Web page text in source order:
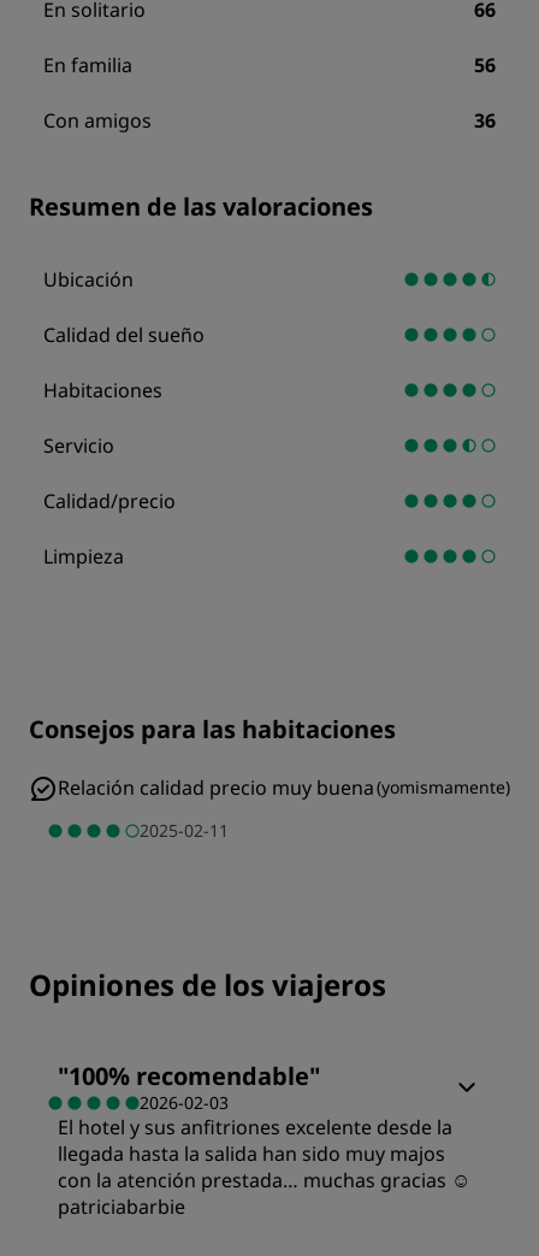
En solitario 66
En familia 56
Con amigos 36
Resumen de las valoraciones
Ubicación
Calidad del sueño
Habitaciones
Servicio
Calidad/precio
Limpieza
Consejos para las habitaciones
Relación calidad precio muy buena(yomismamente)
2025-02-11
Opiniones de los viajeros
"100% recomendable"
2026-02-03
El hotel y sus anfitriones excelente desde la
llegada hasta la salida han sido muy majos
con la atención prestada… muchas gracias ☺️
patriciabarbie